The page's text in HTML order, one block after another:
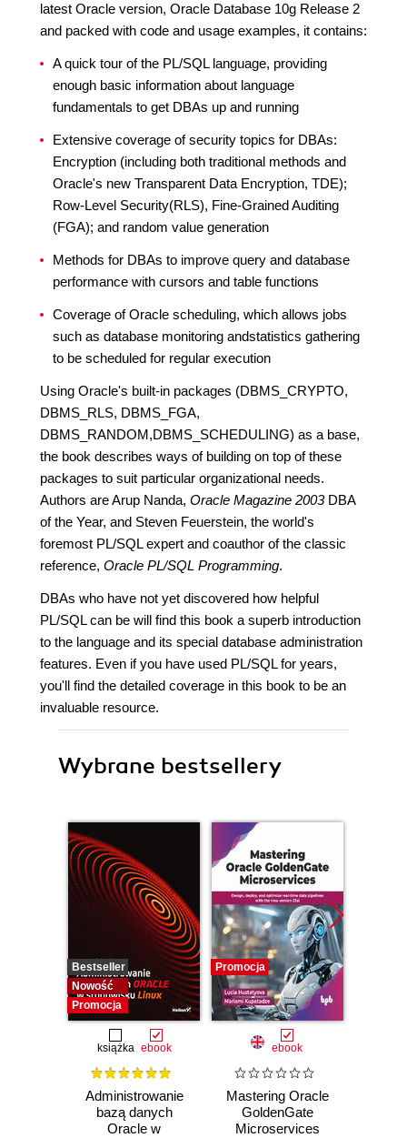
latest Oracle version, Oracle Database 10g Release 2
and packed with code and usage examples, it contains:
A quick tour of the PL/SQL language, providing
enough basic information about language
fundamentals to get DBAs up and running
Extensive coverage of security topics for DBAs:
Encryption (including both traditional methods and
Oracle's new Transparent Data Encryption, TDE);
Row-Level Security(RLS), Fine-Grained Auditing
(FGA); and random value generation
Methods for DBAs to improve query and database
performance with cursors and table functions
Coverage of Oracle scheduling, which allows jobs
such as database monitoring andstatistics gathering
to be scheduled for regular execution
Using Oracle's built-in packages (DBMS_CRYPTO,
DBMS_RLS, DBMS_FGA,
DBMS_RANDOM,DBMS_SCHEDULING) as a base,
the book describes ways of building on top of these
packages to suit particular organizational needs.
Authors are Arup Nanda, Oracle Magazine 2003DBA
of the Year, and Steven Feuerstein, the world's
foremost PL/SQL expert and coauthor of the classic
reference, Oracle PL/SQL Programming.
DBAs who have not yet discovered how helpful
PL/SQL can be will find this book a superb introduction
to the language and its special database administration
features. Even if you have used PL/SQL for years,
you'll find the detailed coverage in this book to be an
invaluable resource.
Wybrane bestsellery
Bestseller
Nowość
Promocja
książka ebook
Administrowanie
bazą danych
Oracle w
Promocja
ebook
Mastering Oracle
GoldenGate
Microservices